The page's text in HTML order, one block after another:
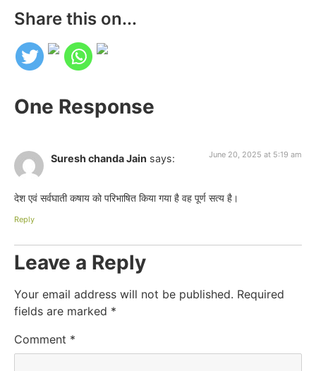
Share this on...
One Response
Suresh chanda Jain says: June 20, 2025 at 5:19 am
देश एवं सर्वघाती कषाय को परिभाषित किया गया है वह पूर्ण सत्य है।
Reply
Leave a Reply
Your email address will not be published. Required
fields are marked *
Comment *